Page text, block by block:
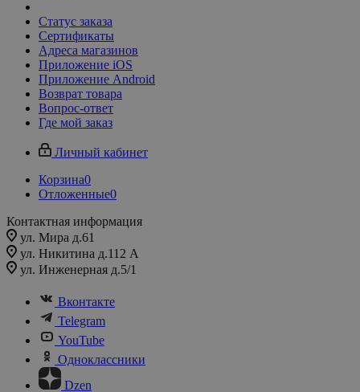
Статус заказа
Сертификаты
Адреса магазинов
Приложение iOS
Приложение Android
Возврат товара
Вопрос-ответ
Где мой заказ
Личный кабинет
Корзина0
Отложенные0
Контактная информация
ул. Мира д.61
ул. Никитина д.112 А
ул. Инженерная д.5/1
Вконтакте
Telegram
YouTube
Одноклассники
Dzen